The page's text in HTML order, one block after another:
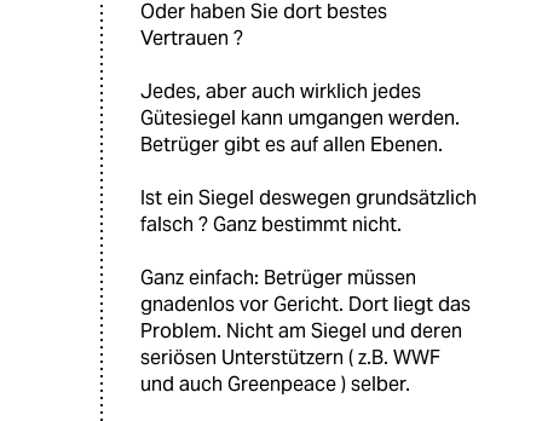
Oder haben Sie dort bestes
Vertrauen ?
Jedes, aber auch wirklich jedes
Gütesiegel kann umgangen werden.
Betrüger gibt es auf allen Ebenen.
Ist ein Siegel deswegen grundsätzlich
falsch ? Ganz bestimmt nicht.
Ganz einfach: Betrüger müssen
gnadenlos vor Gericht. Dort liegt das
Problem. Nicht am Siegel und deren
seriösen Unterstützern ( z.B. WWF
und auch Greenpeace ) selber.